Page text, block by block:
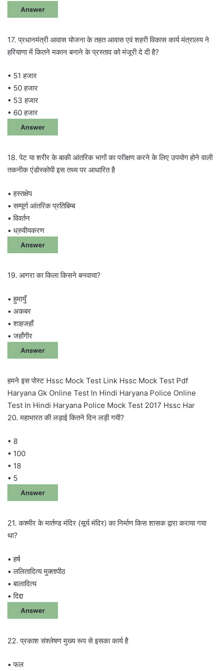
Answer
17. प्रधानमंत्री आवास योजना के तहत आवास एवं शहरी विकास कार्य मंत्रालय ने
हरियाणा में कितने मकान बनाने के प्रस्ताव को मंजूरी दे दी है?
• 51 हजार
• 50 हजार
• 53 हजार
• 60 हजार
Answer
18. पेट या शरीर के बाकी आंतरिक भागों का परीक्षण करने के लिए उपयोग होने वाली
तकनीक एंडोस्कोपी इस तथ्य पर आधारित है
• हस्तक्षेप
• सम्पूर्ण आंतरिक प्रतिबिम्ब
• विवर्तन
• ध्रुवीयकरण
Answer
19. आगरा का किला किसने बनवाया?
• हुमायुँ
• अकबर
• शाहजहाँ
• जहाँगीर
Answer
हमने इस पोस्ट Hssc Mock Test Link Hssc Mock Test Pdf
Haryana Gk Online Test In Hindi Haryana Police Online
Test In Hindi Haryana Police Mock Test 2017 Hssc Har
20. महाभारत की लड़ाई कितने दिन लड़ी गयी?
• 8
• 100
• 18
• 5
Answer
21. कश्मीर के मार्तण्ड मंदिर (सूर्य मंदिर) का निर्माण किस शासक द्वारा कराया गया
था?
• हर्ष
• ललितादित्य मुक्तापीठ
• बालादित्य
• दिद्दा
Answer
22. प्रकाश संश्लेषण मुख्य रूप से इसका कार्य है
• फल